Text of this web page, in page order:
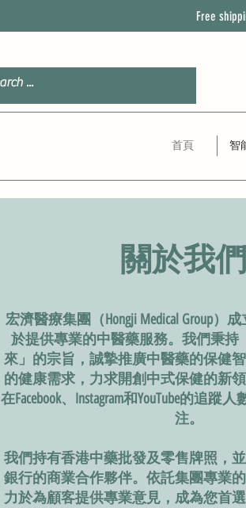
Free
首頁 智
關於我們
宏濟醫療集團（Hongji Medical Group）
於提供專業的中醫藥服務。我們秉持
來」的宗旨，誠摯推廣中醫藥的保健
的健康需求，力求開創中式保健的新
在Facebook、Instagram和YouTube的追蹤
注。
我們持有香港中藥批發及零售牌照，
銀行的商業合作夥伴。依託集團專業
力於為顧客提供專業意見，成為您首